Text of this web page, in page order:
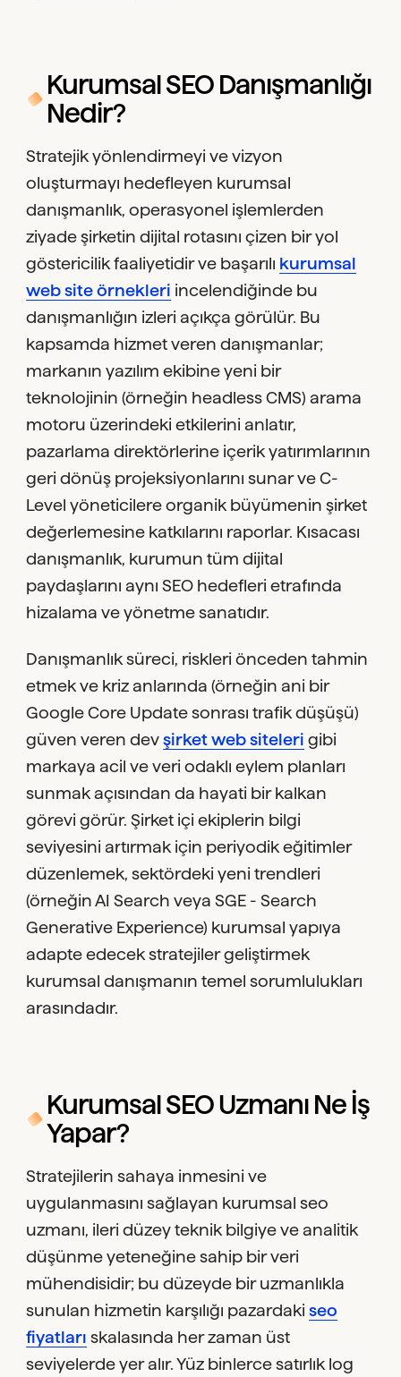
Kurumsal SEO Danışmanlığı
Nedir?
Stratejik yönlendirmeyi ve vizyon
oluşturmayı hedefleyen kurumsal
danışmanlık, operasyonel işlemlerden
ziyade şirketin dijital rotasını çizen bir yol
göstericilik faaliyetidir ve başarılı kurumsal
web site örnekleri incelendiğinde bu
danışmanlığın izleri açıkça görülür. Bu
kapsamda hizmet veren danışmanlar;
markanın yazılım ekibine yeni bir
teknolojinin (örneğin headless CMS) arama
motoru üzerindeki etkilerini anlatır,
pazarlama direktörlerine içerik yatırımlarının
geri dönüş projeksiyonlarını sunar ve C-
Level yöneticilere organik büyümenin şirket
değerlemesine katkılarını raporlar. Kısacası
danışmanlık, kurumun tüm dijital
paydaşlarını aynı SEO hedefleri etrafında
hizalama ve yönetme sanatıdır.
Danışmanlık süreci, riskleri önceden tahmin
etmek ve kriz anlarında (örneğin ani bir
Google Core Update sonrası trafik düşüşü)
güven veren devşirket web siteleri gibi
markaya acil ve veri odaklı eylem planları
sunmak açısından da hayati bir kalkan
görevi görür. Şirket içi ekiplerin bilgi
seviyesini artırmak için periyodik eğitimler
düzenlemek, sektördeki yeni trendleri
(örneğin AI Search veya SGE - Search
Generative Experience) kurumsal yapıya
adapte edecek stratejiler geliştirmek
kurumsal danışmanın temel sorumlulukları
arasındadır.
Kurumsal SEO Uzmanı Ne İş
Yapar?
Stratejilerin sahaya inmesini ve
uygulanmasını sağlayan kurumsal seo
uzmanı, ileri düzey teknik bilgiye ve analitik
düşünme yeteneğine sahip bir veri
mühendisidir; bu düzeyde bir uzmanlıkla
sunulan hizmetin karşılığı pazardakiseo
fiyatları skalasında her zaman üst
seviyelerde yer alır. Yüz binlerce satırlık log